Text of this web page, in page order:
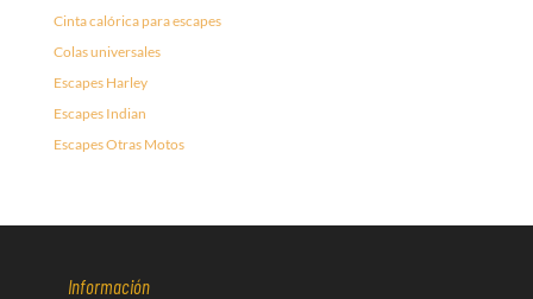
Cinta calórica para escapes
Colas universales
Escapes Harley
Escapes Indian
Escapes Otras Motos
Información